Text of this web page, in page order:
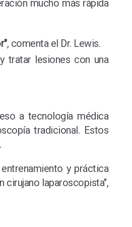
mucho más rápida
, comenta el Dr. Lewis.
tratar lesiones con una
a tecnología médica
tradicional. Estos
y práctica
cirujano laparoscopista",